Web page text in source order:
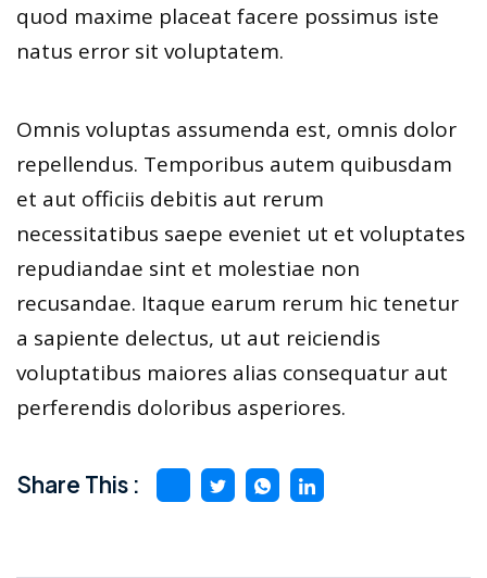
quod maxime placeat facere possimus iste
natus error sit voluptatem.
Omnis voluptas assumenda est, omnis dolor
repellendus. Temporibus autem quibusdam
et aut officiis debitis aut rerum
necessitatibus saepe eveniet ut et voluptates
repudiandae sint et molestiae non
recusandae. Itaque earum rerum hic tenetur
a sapiente delectus, ut aut reiciendis
voluptatibus maiores alias consequatur aut
perferendis doloribus asperiores.
Share This :